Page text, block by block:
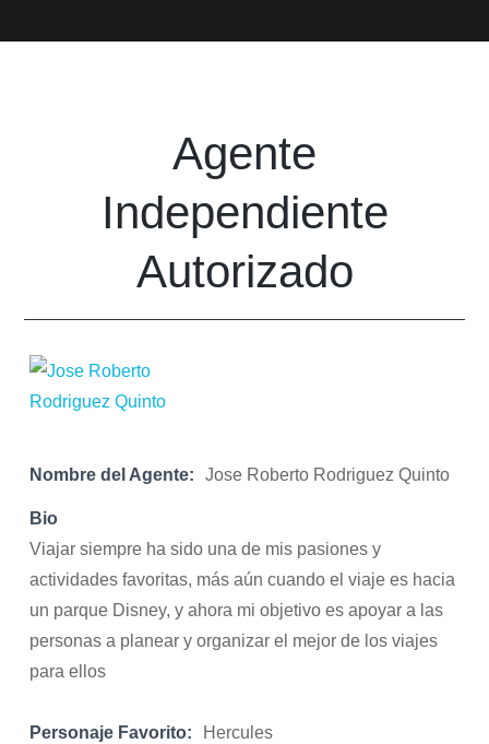
Agente
Independiente
Autorizado
Nombre del Agente: Jose Roberto Rodriguez Quinto
Bio
Viajar siempre ha sido una de mis pasiones y
actividades favoritas, más aún cuando el viaje es hacia
un parque Disney, y ahora mi objetivo es apoyar a las
personas a planear y organizar el mejor de los viajes
para ellos
Personaje Favorito: Hercules